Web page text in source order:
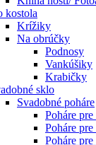
kostola
Krížiky
Na obrúčky
Podnosy
Vankúšiky
Krabičky
sklo
Svadobné poháre
Poháre
Poháre pre
Poháre